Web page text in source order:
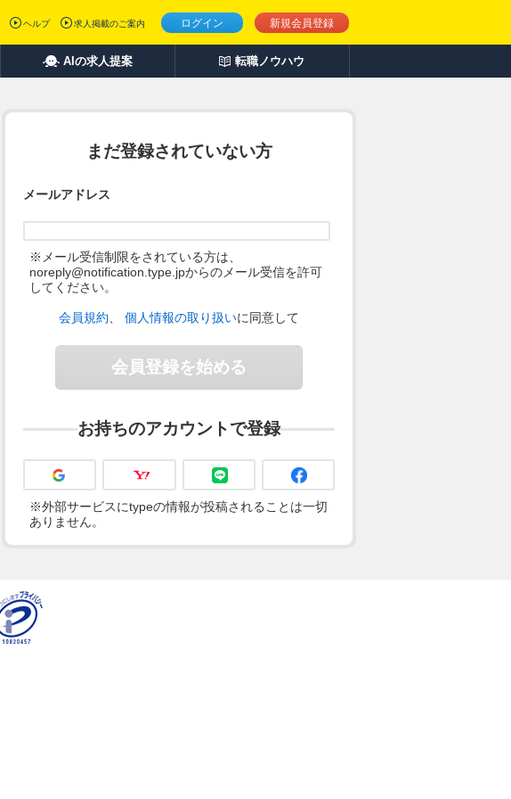
ログイン 新規会員登録
ヘルプ 求人掲載のご案内
AIの求人提案 転職ノウハウ
まだ登録されていない方
メールアドレス
※メール受信制限をされている方は、
noreply@notification.type.jpからのメール受信を許可
してください。
会員規約 個人情報の取り扱いに同意して
会員登録を始める
お持ちのアカウントで登録
※外部サービスにtypeの情報が投稿されることは一切
ありません。